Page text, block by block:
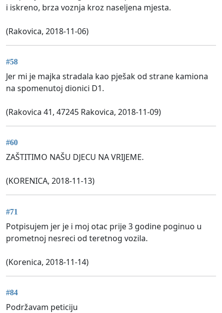
i iskreno, brza voznja kroz naseljena mjesta.
(Rakovica, 2018-11-06)
#58
Jer mi je majka stradala kao pješak od strane kamiona
na spomenutoj dionici D1.
(Rakovica 41, 47245 Rakovica, 2018-11-09)
#60
ZAŠTITIMO NAŠU DJECU NA VRIJEME.
(KORENICA, 2018-11-13)
#71
Potpisujem jer je i moj otac prije 3 godine poginuo u
prometnoj nesreci od teretnog vozila.
(Korenica, 2018-11-14)
#84
Podržavam peticiju